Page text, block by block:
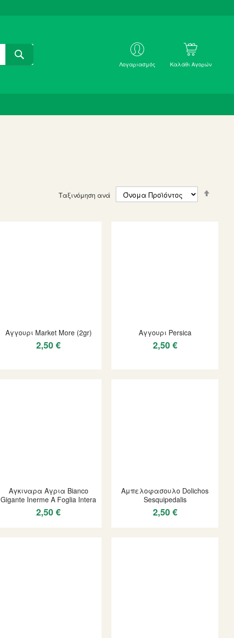
ΜΕ
Λογαριασμός Καλάθι Αγορών
Ταξινόμηση ανά
Αγγουρι Market More (2gr)
2,50 €
Αγγουρι Persica
2,50 €
Αγκιναρα Αγρια Bianco
Gigante Inerme A Foglia Intera
2,50 €
Αμπελοφασουλο Dolichos
Sesquipedalis
2,50 €